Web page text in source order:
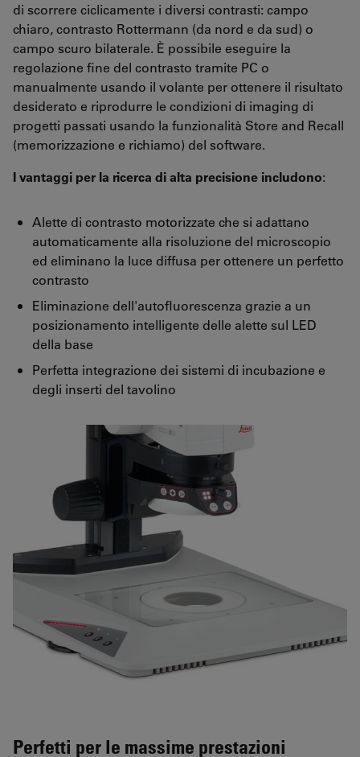
di scorrere ciclicamente i diversi contrasti: campo
chiaro, contrasto Rottermann (da nord e da sud) o
campo scuro bilaterale. È possibile eseguire la
regolazione fine del contrasto tramite PC o
manualmente usando il volante per ottenere il risultato
desiderato e riprodurre le condizioni di imaging di
progetti passati usando la funzionalità Store and Recall
(memorizzazione e richiamo) del software.
I vantaggi per la ricerca di alta precisione includono:
Alette di contrasto motorizzate che si adattano
automaticamente alla risoluzione del microscopio
ed eliminano la luce diffusa per ottenere un perfetto
contrasto
Eliminazione dell'autofluorescenza grazie a un
posizionamento intelligente delle alette sul LED
della base
Perfetta integrazione dei sistemi di incubazione e
degli inserti del tavolino
Perfetti per le massime prestazioni